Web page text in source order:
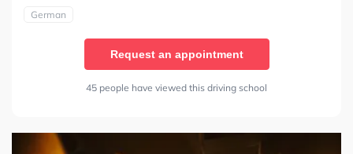
German
Request an appointment
45 people have viewed this driving school